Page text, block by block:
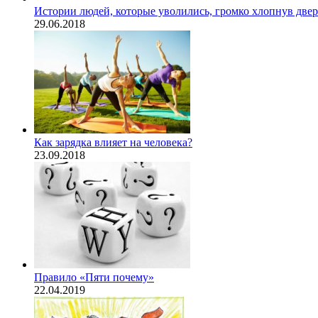
Истории людей, которые уволились, громко хлопнув
29.06.2018
Как зарядка влияет на человека?
23.09.2018
Правило «Пяти почему»
22.04.2019